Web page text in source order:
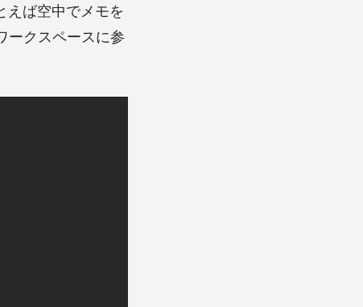
えば空中でメモを
ークスペースに参